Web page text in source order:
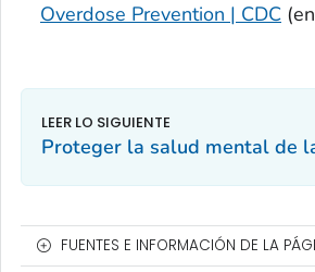
Overdose Prevention | CDC
Proteger la salud mental de
FUENTES E INFORMACIÓN DE LA